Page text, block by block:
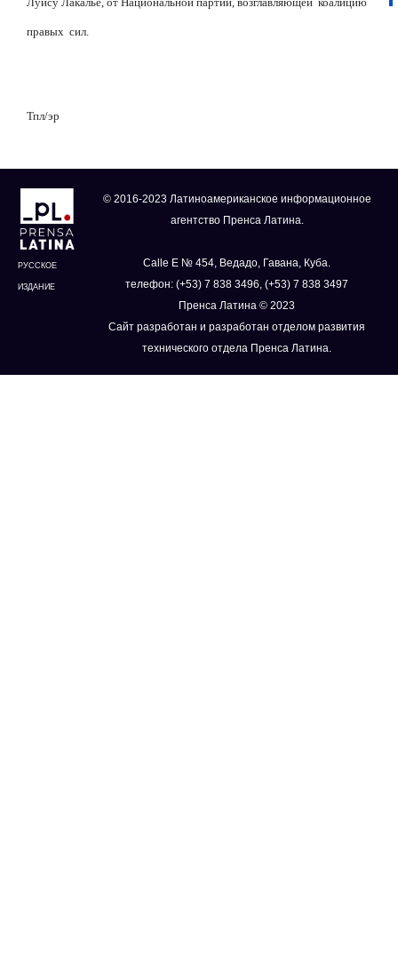
правых сил.
Тпл/эр
РУССКОЕ
ИЗДАНИЕ
© 2016-2023 Латиноамериканское информационное
агентство Пренса Латина.
Calle E № 454, Ведадо, Гавана, Куба.
телефон: (+53) 7 838 3496, (+53) 7 838 3497
Пренса Латина © 2023
Сайт разработан и разработан отделом развития
технического отдела Пренса Латина.